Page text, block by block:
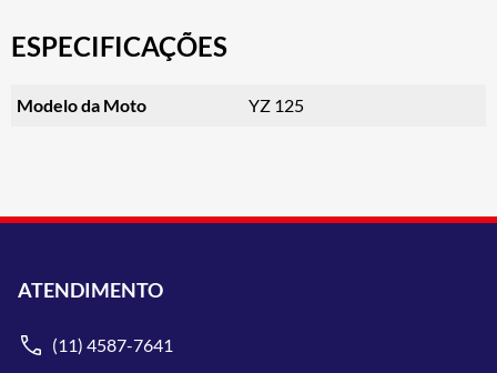
ESPECIFICAÇÕES
Modelo da Moto YZ 125
ATENDIMENTO
(11) 4587-7641